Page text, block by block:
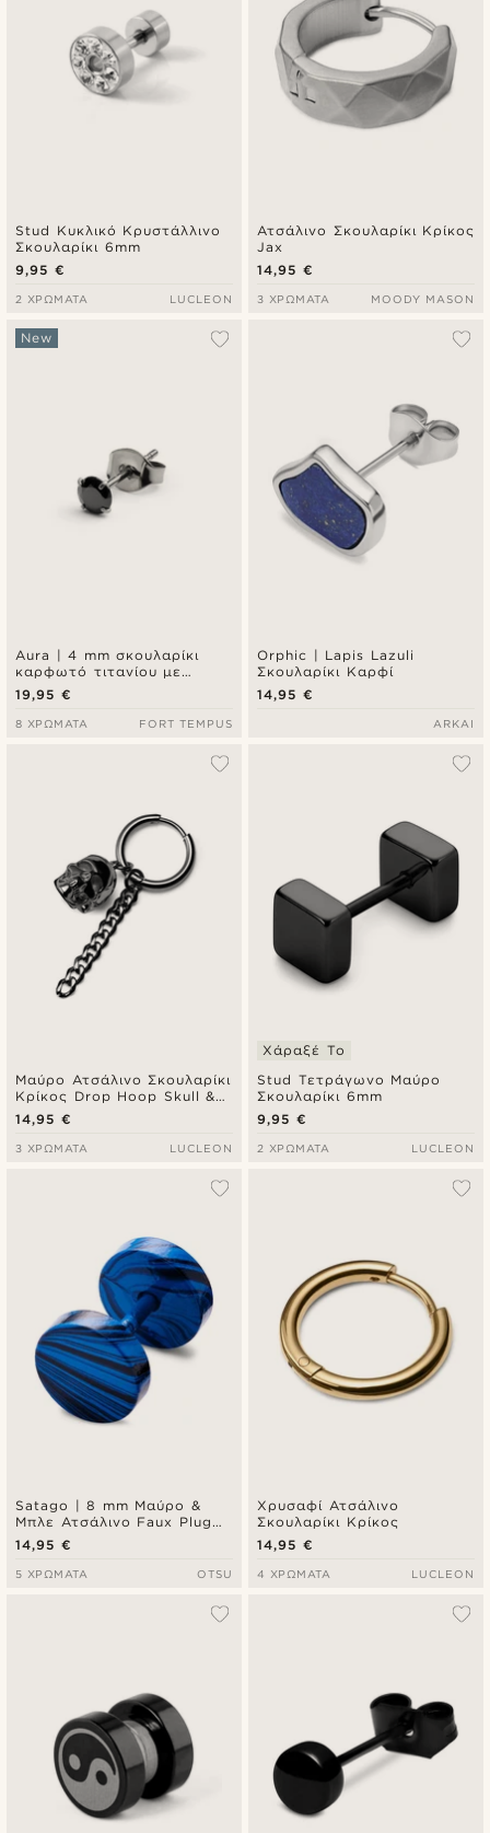
Stud Κυκλικό Κρυστάλλινο
Σκουλαρίκι 6mm
9,95 €
2 ΧΡΏΜΑΤΑ LUCLEON
Ατσάλινο Σκουλαρίκι Κρίκος
Jax
14,95 €
3 ΧΡΏΜΑΤΑ MOODY MASON
Aura | 4 mm σκουλαρίκι
καρφωτό τιτανίου με
μαύρη ζιρκόνια
New
19,95 €
8 ΧΡΏΜΑΤΑ FORT TEMPUS
Orphic | Lapis Lazuli
Σκουλαρίκι Καρφί
14,95 €
ARKAI
Μαύρο Ατσάλινο Σκουλαρίκι
Κρίκος Drop Hoop Skull &
Chain Charm
14,95 €
3 ΧΡΏΜΑΤΑ LUCLEON
Stud Τετράγωνο Μαύρο
Σκουλαρίκι 6mm
Χάραξέ Το
9,95 €
2 ΧΡΏΜΑΤΑ LUCLEON
Satago | 8 mm Μαύρο &
Μπλε Ατσάλινο Faux Plug
Καρφωτό Σκουλαρίκι
14,95 €
5 ΧΡΏΜΑΤΑ OTSU
Χρυσαφί Ατσάλινο
Σκουλαρίκι Κρίκος
14,95 €
4 ΧΡΏΜΑΤΑ LUCLEON